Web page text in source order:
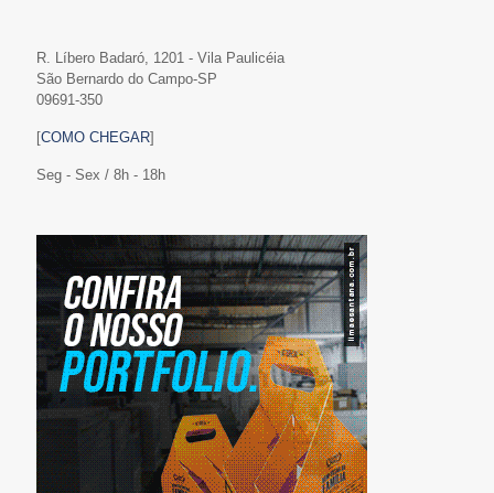
R. Líbero Badaró, 1201 - Vila Paulicéia
São Bernardo do Campo-SP
09691-350
[COMO CHEGAR]
Seg - Sex / 8h - 18h